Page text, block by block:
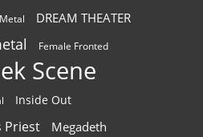
DREAM THEATER
Female Fronted
Scene
Inside Out
Priest Megadeth